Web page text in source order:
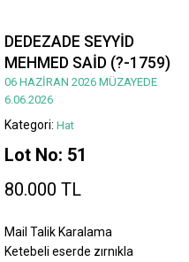
DEDEZADE SEYYİD
MEHMED SAİD (?-1759)
06 HAZİRAN 2026 MÜZAYEDE
6.06.2026
Kategori: Hat
Lot No: 51
80.000 TL
Mail Talik Karalama
Ketebeli eserde zırnıkla